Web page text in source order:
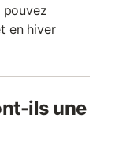
pouvez
en hiver
ils une